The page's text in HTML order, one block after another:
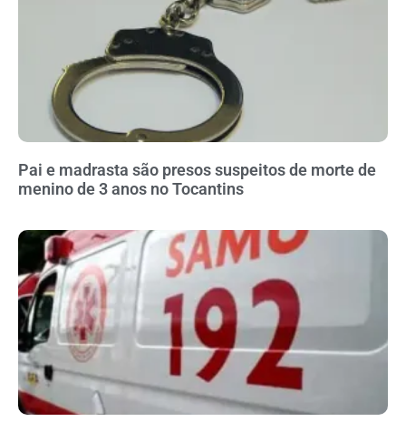
Pai e madrasta são presos suspeitos de morte de
menino de 3 anos no Tocantins